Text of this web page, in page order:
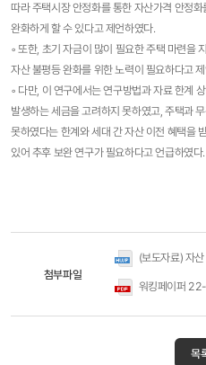
따라 주택시장 안정화를 통한 자산가격 안정
완화하게 할 수 있다고 제언하였다.
◦ 또한, 초기 자금이 많이 필요한 주택 마련을
자산 불평등 완화를 위한 노력이 필요하다고
◦ 다만, 이 연구에서는 연구방법과 자료 한계
발생하는 세금을 고려하지 못하였고, 주택과
못하였다는 한계와 세대 간 자산 이전 혜택을
있어 추후 보완 연구가 필요하다고 언급하였다.​
첨부파일
(보도자료) 자산 불평등
워킹페이퍼 22-05 자산 불
목